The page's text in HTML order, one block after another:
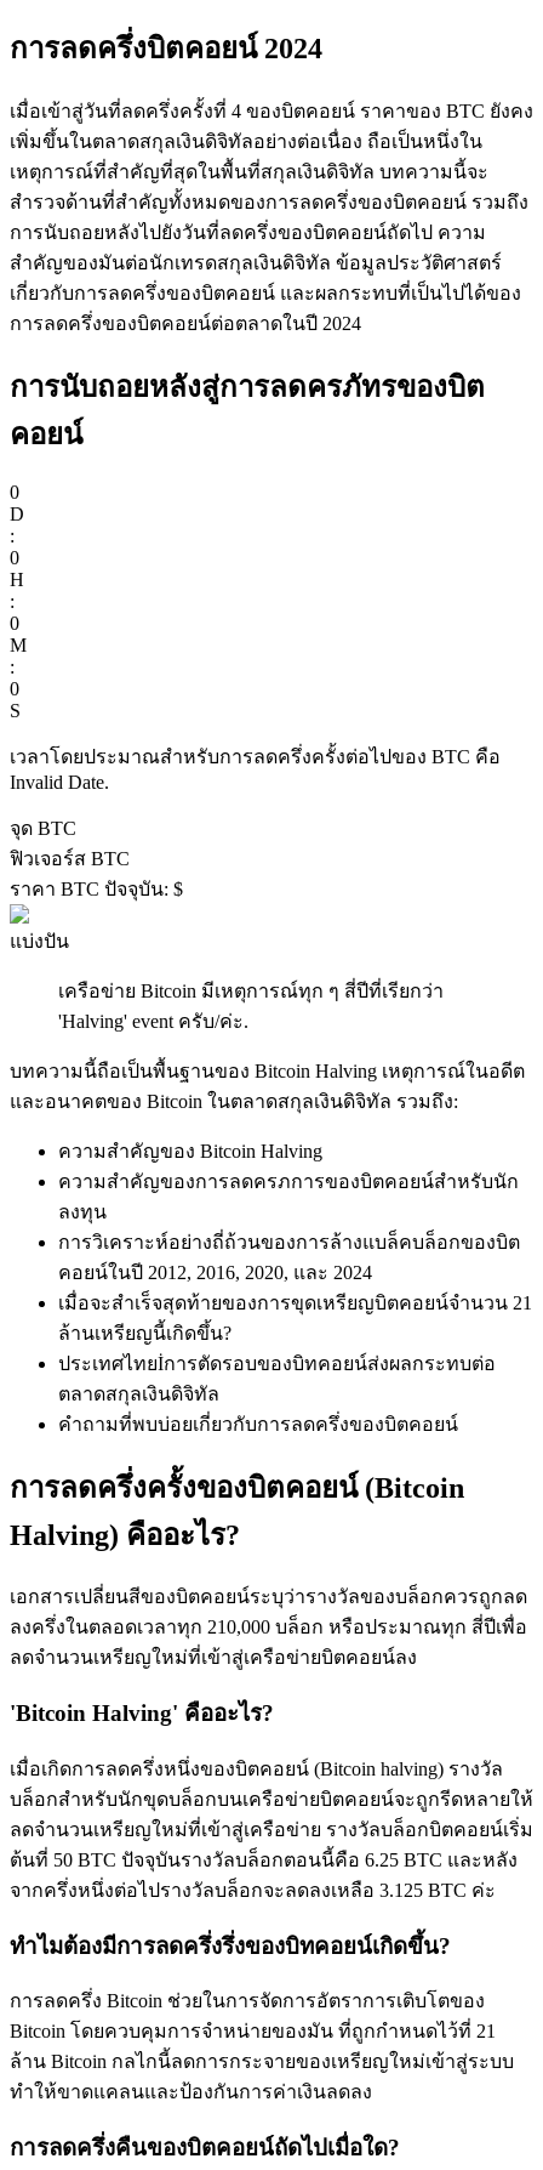
ฟิวเจอร์ส
ฟิวเจอร์ส USDT
ฟิวเจอร์ส COIN-M
ฟิวเจอร์สสกุลเงินดิจิทัล
TradFi
ฟิวเจอร์ส USDC
ฟิวเจอร์สที่ใช้ USDC เป็นหลักประกัน
คัดลอกการซื้อขาย
เข้าร่วมกับเทรดเดอร์ชั้นนำ
เป็นเทรดเดอร์คัดลอก
เพลิดเพลินกับการแบ่งปันผลกำไรและค่าคอมมิชชั่นการคัด
ลอกการซื้อขาย
ข้อมูล
การลดครึ่งบิตคอยน์ 2024
เมื่อเข้าสู่วันที่ลดครึ่งครั้งที่ 4 ของบิตคอยน์ ราคาของ BTC ยังคง
เพิ่มขึ้นในตลาดสกุลเงินดิจิทัลอย่างต่อเนื่อง ถือเป็นหนึ่งใน
เหตุการณ์ที่สำคัญที่สุดในพื้นที่สกุลเงินดิจิทัล บทความนี้จะ
สำรวจด้านที่สำคัญทั้งหมดของการลดครึ่งของบิตคอยน์ รวมถึง
การนับถอยหลังไปยังวันที่ลดครึ่งของบิตคอยน์ถัดไป ความ
สำคัญของมันต่อนักเทรดสกุลเงินดิจิทัล ข้อมูลประวัติศาสตร์
เกี่ยวกับการลดครึ่งของบิตคอยน์ และผลกระทบที่เป็นไปได้ของ
การลดครึ่งของบิตคอยน์ต่อตลาดในปี 2024
การนับถอยหลังสู่การลดครภัทรของบิต
คอยน์
0
D
:
0
H
:
0
M
:
0
S
เวลาโดยประมาณสำหรับการลดครึ่งครั้งต่อไปของ BTC คือ
Invalid Date.
จุด BTC
ฟิวเจอร์ส BTC
ราคา BTC ปัจจุบัน: $
แบ่งปัน
เครือข่าย Bitcoin มีเหตุการณ์ทุก ๆ สี่ปีที่เรียกว่า
'Halving' event ครับ/ค่ะ.
บทความนี้ถือเป็นพื้นฐานของ Bitcoin Halving เหตุการณ์ในอดีต
และอนาคตของ Bitcoin ในตลาดสกุลเงินดิจิทัล รวมถึง:
ความสำคัญของ Bitcoin Halving
ความสำคัญของการลดครภการของบิตคอยน์สำหรับนัก
ลงทุน
การวิเคราะห์อย่างถี่ถ้วนของการล้างแบล็คบล็อกของบิต
คอยน์ในปี 2012, 2016, 2020, และ 2024
เมื่อจะสำเร็จสุดท้ายของการขุดเหรียญบิตคอยน์จำนวน 21
ล้านเหรียญนี้เกิดขึ้น?
ประเทศไทยİการตัดรอบของบิทคอยน์ส่งผลกระทบต่อ
ตลาดสกุลเงินดิจิทัล
คำถามที่พบบ่อยเกี่ยวกับการลดครึ่งของบิตคอยน์
การลดครึ่งครั้งของบิตคอยน์ (Bitcoin
Halving) คืออะไร?
เอกสารเปลี่ยนสีของบิตคอยน์ระบุว่ารางวัลของบล็อกควรถูกลด
ลงครึ่งในตลอดเวลาทุก 210,000 บล็อก หรือประมาณทุก สี่ปีเพื่อ
ลดจำนวนเหรียญใหม่ที่เข้าสู่เครือข่ายบิตคอยน์ลง
'Bitcoin Halving' คืออะไร?
เมื่อเกิดการลดครึ่งหนึ่งของบิตคอยน์ (Bitcoin halving) รางวัล
บล็อกสำหรับนักขุดบล็อกบนเครือข่ายบิตคอยน์จะถูกรีดหลายให้
ลดจำนวนเหรียญใหม่ที่เข้าสู่เครือข่าย รางวัลบล็อกบิตคอยน์เริ่ม
ต้นที่ 50 BTC ปัจจุบันรางวัลบล็อกตอนนี้คือ 6.25 BTC และหลัง
จากครึ่งหนึ่งต่อไปรางวัลบล็อกจะลดลงเหลือ 3.125 BTC ค่ะ
ทำไมต้องมีการลดครึ่งรึ่งของบิทคอยน์เกิดขึ้น?
การลดครึ่ง Bitcoin ช่วยในการจัดการอัตราการเติบโตของ
Bitcoin โดยควบคุมการจำหน่ายของมัน ที่ถูกกำหนดไว้ที่ 21
ล้าน Bitcoin กลไกนี้ลดการกระจายของเหรียญใหม่เข้าสู่ระบบ
ทำให้ขาดแคลนและป้องกันการค่าเงินลดลง
การลดครึ่งคืนของบิตคอยน์ถัดไปเมื่อใด?